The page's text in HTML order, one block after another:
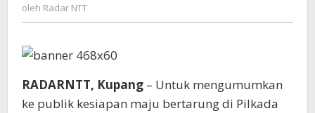
oleh Radar NTT
RADARNTT, Kupang – Untuk mengumumkan
ke publik kesiapan maju bertarung di Pilkada